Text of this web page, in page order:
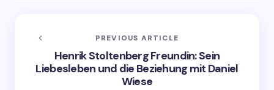
PREVIOUS ARTICLE
Henrik Stoltenberg Freundin: Sein
Liebesleben und die Beziehung mit Daniel
Wiese